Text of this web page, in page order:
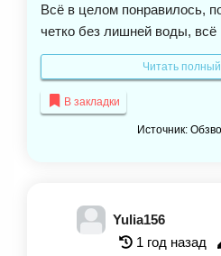
Всё в целом понравилось,
четко без лишней воды, всё
структурированность, одно
доступно, понятно и легко,
клиента так скажем. Я
момента прохождения курса
меня стало больше
был отличный наставник,
хочется отметить её работу
уделяла нам даже больше
Читать
В закладки
Источник:
Yulia156
1 год назад